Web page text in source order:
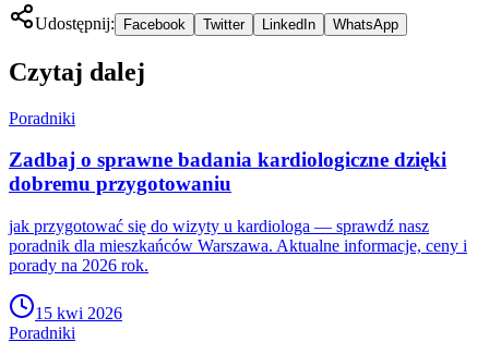
Udostępnij: Facebook Twitter LinkedIn WhatsApp
Czytaj dalej
Poradniki
Zadbaj o sprawne badania kardiologiczne dzięki
dobremu przygotowaniu
jak przygotować się do wizyty u kardiologa — sprawdź nasz
poradnik dla mieszkańców Warszawa. Aktualne informacje, ceny i
porady na 2026 rok.
15 kwi 2026
Poradniki